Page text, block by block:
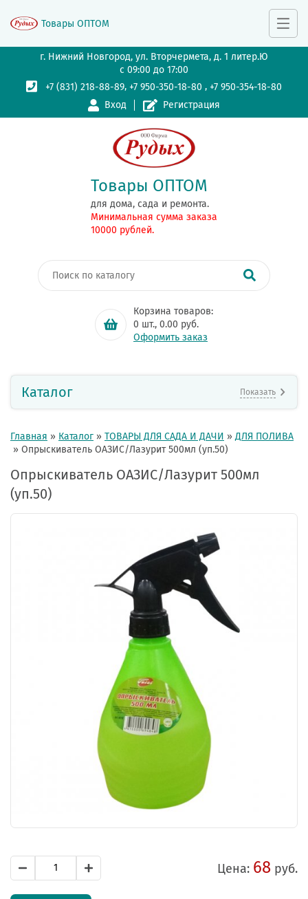
г. Нижний Новгород, ул. Вторчермета, д. 1 литер.Ю
с 09:00 до 17:00
+7 (831) 218-88-89,+7 950-350-18-80 ,+7 950-354-18-80
Вход
Регистрация
Товары ОПТОМ
для дома, сада и ремонта.
Минимальная сумма заказа
10000 рублей.
Корзина товаров:
0 шт., 0.00 руб.
Оформить заказ
Товары ОПТОМ
Каталог Показать
Главная » Каталог » ТОВАРЫ ДЛЯ САДА И ДАЧИ »ДЛЯ ПОЛИВА
» Опрыскиватель ОАЗИС/Лазурит 500мл (уп.50)
Опрыскиватель ОАЗИС/Лазурит 500мл
(уп.50)
Цена: 68 руб.